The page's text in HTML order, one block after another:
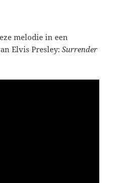
melodie in een
Elvis Presley:Surrender